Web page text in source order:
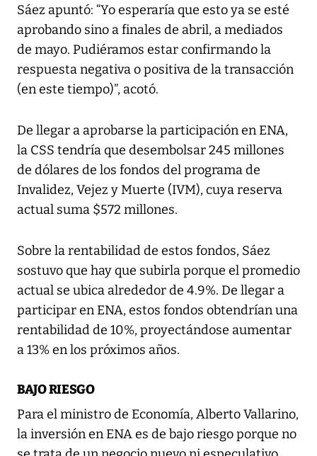
Sáez apuntó: “Yo esperaría que esto ya se esté
aprobando sino a finales de abril, a mediados
de mayo. Pudiéramos estar confirmando la
respuesta negativa o positiva de la transacción
(en este tiempo)”, acotó.
De llegar a aprobarse la participación en ENA,
la CSS tendría que desembolsar 245 millones
de dólares de los fondos del programa de
Invalidez, Vejez y Muerte (IVM), cuya reserva
actual suma $572 millones.
Sobre la rentabilidad de estos fondos, Sáez
sostuvo que hay que subirla porque el promedio
actual se ubica alrededor de 4.9%. De llegar a
participar en ENA, estos fondos obtendrían una
rentabilidad de 10%, proyectándose aumentar
a 13% en los próximos años.
BAJO RIESGO
Para el ministro de Economía, Alberto Vallarino,
la inversión en ENA es de bajo riesgo porque no